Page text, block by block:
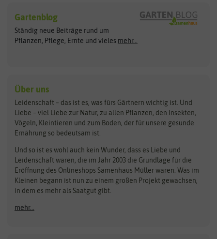
Exotische Samen
Gemüsesamen
Gründünger
Kräutersamen
Obstsamen
Pilzbrut
Rasensamen
Steckzwiebeln
Zimmer & Kübelpflanzen
Kataloge
Schnäppchen
Anzucht & Gartenzubehör
Anzuchtschalen
Arche Noah
ASB Greenworld
Benary
Bingenheimer Saatgut
Bionana
BIOWOL
Blumicorn
Bûten Birds
Clever Pots
COMPO
Dürr-Samen
Feldsaaten Freudenberger
Fertil
Flora Elite
Gartenblog
Ständig neue Beiträge rund um
Pflanzen, Pflege, Ernte und vieles mehr...
Über uns
Leidenschaft – das ist es, was fürs Gärtnern wichtig ist. Und
Liebe – viel Liebe zur Natur, zu allen Pflanzen, den Insekten,
Vögeln, Kleintieren und zum Boden, der für unsere gesunde
Ernährung so bedeutsam ist.
Und so ist es wohl auch kein Wunder, dass es Liebe und
Leidenschaft waren, die im Jahr 2003 die Grundlage für die
Eröffnung des Onlineshops Samenhaus Müller waren. Was im
Kleinen begann ist nun zu einem großen Projekt gewachsen,
in dem es mehr als Saatgut gibt.
mehr...